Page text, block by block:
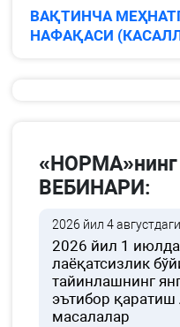
ВАҚТИНЧА
НАФАҚАСИ
ВЕБИНАРИ:
2026 йил 4
2026 йил 1
лаёқатсизлик
тайинлашнинг
эътибор қаратиш
масалалар